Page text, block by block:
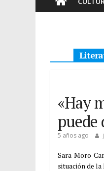
«Hay
puede
5 años ago
Sara Moro
situación de